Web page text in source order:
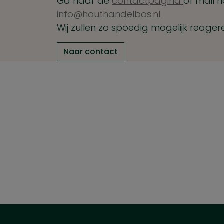
info@houthandelbos.nl.
Wij zullen zo spoedig mogelijk
Naar contact